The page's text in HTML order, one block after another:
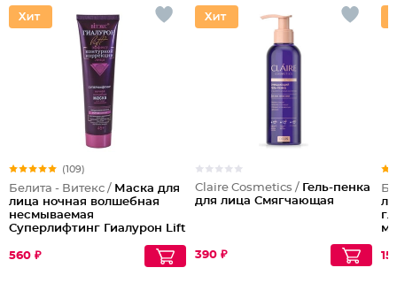
(109)
Белита - Витекс / Маска для
лица ночная волшебная
несмываемая
Суперлифтинг Гиалурон Lift
560 ₽
Claire Cosmetics / Гель-пенка
для лица Смягчающая
390 ₽